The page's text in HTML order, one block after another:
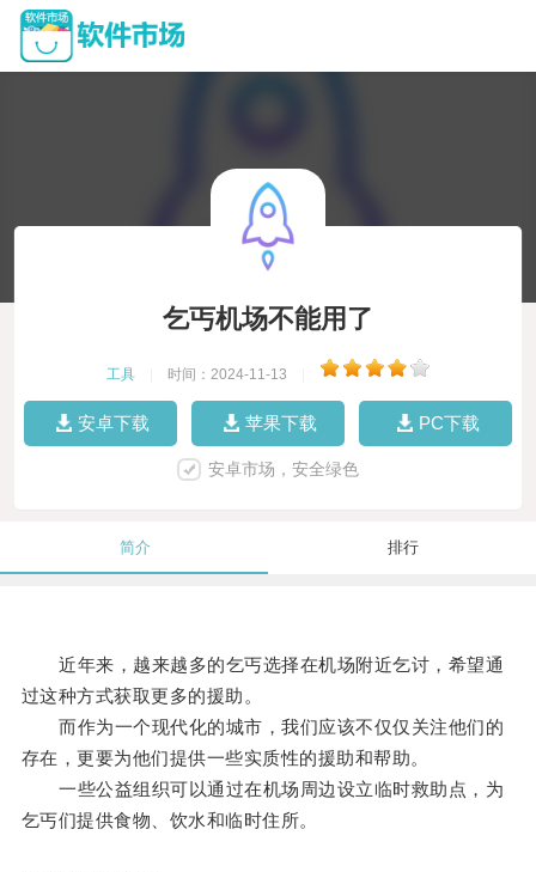
乞丐机场不能用了
工具 时间：2024-11-13
安卓下载 苹果下载 PC下载
安卓市场，安全绿色
简介 排行
近年来，越来越多的乞丐选择在机场附近乞讨，希望通
过这种方式获取更多的援助。
而作为一个现代化的城市，我们应该不仅仅关注他们的
存在，更要为他们提供一些实质性的援助和帮助。
一些公益组织可以通过在机场周边设立临时救助点，为
乞丐们提供食物、饮水和临时住所。